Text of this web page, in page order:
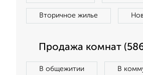
Вторичное жилье
Продажа комнат
В общежитии В